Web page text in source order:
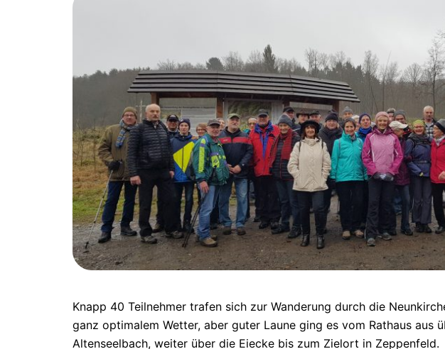
Knapp 40 Teilnehmer trafen sich zur Wanderung durch die
ganz optimalem Wetter, aber guter Laune ging es vom Rathaus aus
Altenseelbach, weiter über die Eiecke bis zum Zielort in Zeppenfeld.